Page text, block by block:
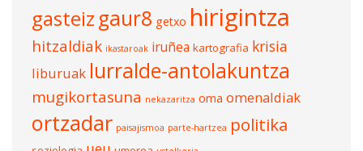
gasteiz gaur8 getxo hirigintza
hitzaldiak ikastaroak iruñea kartografia krisia
liburuak lurralde-antolakuntza
mugikortasuna nekazaritza oma omenaldiak
ortzadar paisajismoa parte-hartzea politika